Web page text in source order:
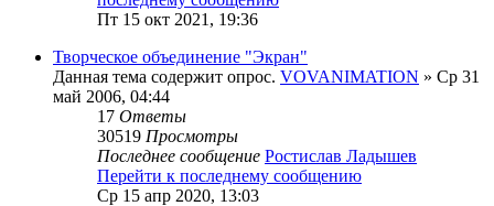
Пт 15 окт 2021, 19:36
Творческое объединение "Экран"
Данная тема содержит опрос. VOVANIMATION » Ср 31
май 2006, 04:44
17 Ответы
30519 Просмотры
Последнее сообщение Ростислав Ладышев
Перейти к последнему сообщению
Ср 15 апр 2020, 13:03